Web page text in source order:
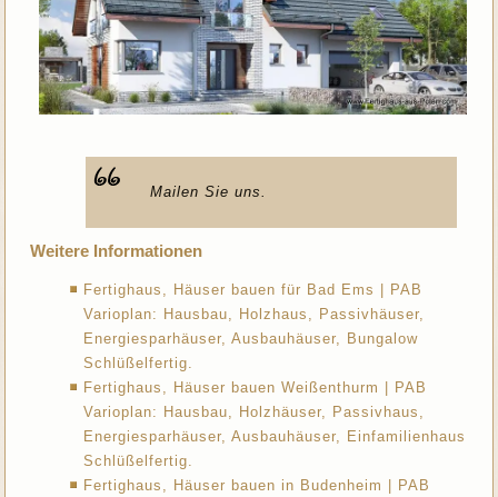
Mailen Sie uns.
Weitere Informationen
Fertighaus, Häuser bauen für Bad Ems | PAB
Varioplan: Hausbau, Holzhaus, Passivhäuser,
Energiesparhäuser, Ausbauhäuser, Bungalow
Schlüßelfertig.
Fertighaus, Häuser bauen Weißenthurm | PAB
Varioplan: Hausbau, Holzhäuser, Passivhaus,
Energiesparhäuser, Ausbauhäuser, Einfamilienhaus
Schlüßelfertig.
Fertighaus, Häuser bauen in Budenheim | PAB